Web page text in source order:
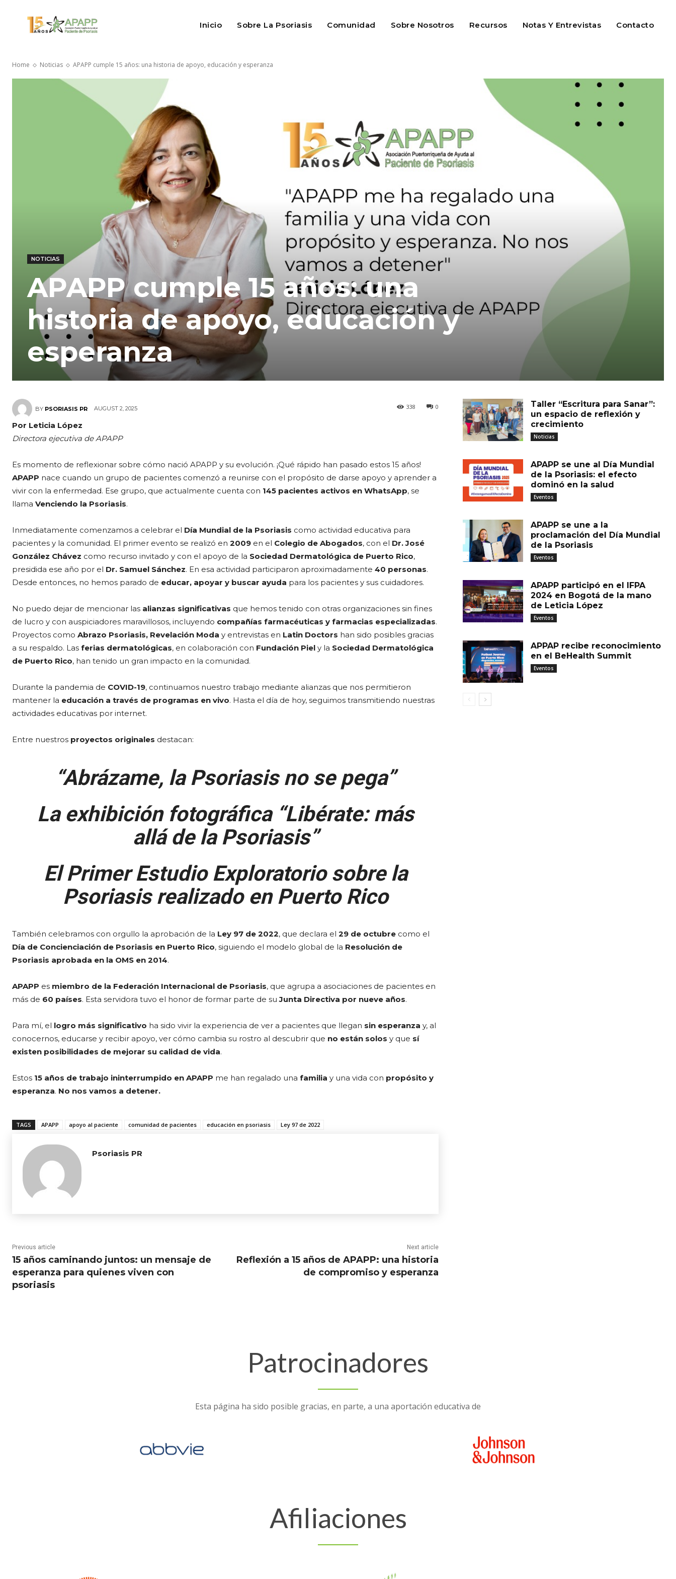
Inicio Sobre La Psoriasis Comunidad Sobre Nosotros Recursos Notas Y Entrevistas Contacto
Home Noticias APAPP cumple 15 años: una historia de apoyo, educación y esperanza
NOTICIAS
APAPP cumple 15 años: una
historia de apoyo, educación y
esperanza
BY PSORIASIS PR AUGUST 2, 2025 0
338
Por Leticia López
Directora ejecutiva de APAPP
Es momento de reflexionar sobre cómo nació APAPP y su evolución. ¡Qué rápido han pasado estos 15 años!
APAPP nace cuando un grupo de pacientes comenzó a reunirse con el propósito de darse apoyo y aprender a
vivir con la enfermedad. Ese grupo, que actualmente cuenta con 145 pacientes activos en WhatsApp, se
llama Venciendo la Psoriasis.
Inmediatamente comenzamos a celebrar el Día Mundial de la Psoriasis como actividad educativa para
pacientes y la comunidad. El primer evento se realizó en 2009 en el Colegio de Abogados, con el Dr. José
González Chávez como recurso invitado y con el apoyo de la Sociedad Dermatológica de Puerto Rico,
presidida ese año por el Dr. Samuel Sánchez. En esa actividad participaron aproximadamente 40 personas.
Desde entonces, no hemos parado de educar, apoyar y buscar ayuda para los pacientes y sus cuidadores.
No puedo dejar de mencionar las alianzas significativas que hemos tenido con otras organizaciones sin fines
de lucro y con auspiciadores maravillosos, incluyendo compañías farmacéuticas y farmacias especializadas.
Proyectos como Abrazo Psoriasis, Revelación Moda y entrevistas en Latin Doctors han sido posibles gracias
a su respaldo. Las ferias dermatológicas, en colaboración con Fundación Piel y la Sociedad Dermatológica
de Puerto Rico, han tenido un gran impacto en la comunidad.
Durante la pandemia de COVID-19, continuamos nuestro trabajo mediante alianzas que nos permitieron
mantener la educación a través de programas en vivo. Hasta el día de hoy, seguimos transmitiendo nuestras
actividades educativas por internet.
Entre nuestros proyectos originales destacan:
“Abrázame, la Psoriasis no se pega”
La exhibición fotográfica “Libérate: más
allá de la Psoriasis”
ElPrimer Estudio Exploratorio sobre la
Psoriasis realizado en Puerto Rico
También celebramos con orgullo la aprobación de la Ley 97 de 2022, que declara el 29 de octubre como el
Día de Concienciación de Psoriasis en Puerto Rico, siguiendo el modelo global de la Resolución de
Psoriasis aprobada en la OMS en 2014.
APAPP es miembro de la Federación Internacional de Psoriasis, que agrupa a asociaciones de pacientes en
más de 60 países. Esta servidora tuvo el honor de formar parte de suJunta Directiva por nueve años.
Para mí, el logro más significativo ha sido vivir la experiencia de ver a pacientes que llegan sin esperanza y, al
conocernos, educarse y recibir apoyo, ver cómo cambia su rostro al descubrir que no están solos y que sí
existen posibilidades de mejorar su calidad de vida.
Estos 15 años de trabajo ininterrumpido en APAPP me han regalado una familia y una vida con propósito y
esperanza. No nos vamos a detener.
TAGS APAPP apoyo al paciente comunidad de pacientes educación en psoriasis Ley 97 de 2022
Psoriasis PR
Previous article
15 años caminando juntos: un mensaje de
esperanza para quienes viven con
psoriasis
Next article
Reflexión a 15 años de APAPP: una historia
de compromiso y esperanza
Taller “Escritura para Sanar”:
un espacio de reflexión y
crecimiento
Noticias
APAPP se une al Día Mundial
de la Psoriasis: el efecto
dominó en la salud
Eventos
APAPP se une a la
proclamación del Día Mundial
de la Psoriasis
Eventos
APAPP participó en el IFPA
2024 en Bogotá de la mano
de Leticia López
Eventos
APPAP recibe reconocimiento
en el BeHealth Summit
Eventos
Patrocinadores
Esta página ha sido posible gracias, en parte, a una aportación educativa de
Afiliaciones